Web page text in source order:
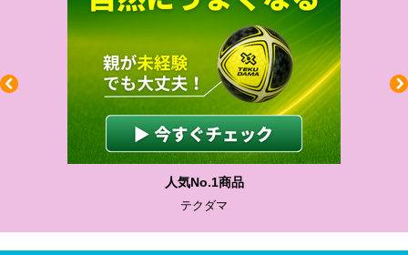
わかりやすい質問に沿って書ける
サカイクサッカーノート